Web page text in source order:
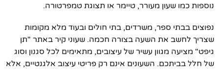
נוספות כמו שעון מעורר, טיימר או תצוגת טמפרטורה.
נפוצים בבתי ספר, משרדים, בתי חולים ובעוד מלא מקומות
שצריך לחשב את השעה בצורה חכמה. שעוני קיר באתר "תן
גיפט" מציעה מגוון עשיר של עיצובים, מתאימים לכל סגנון וסוג
של חלל בביתכם. השעונים אינם רק פריטי עיצוב אלגנטיים, אלא